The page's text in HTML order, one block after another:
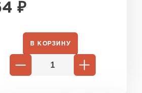
₽
В КОРЗИНУ